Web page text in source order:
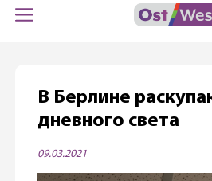
В Берлине
дневного света
09.03.2021